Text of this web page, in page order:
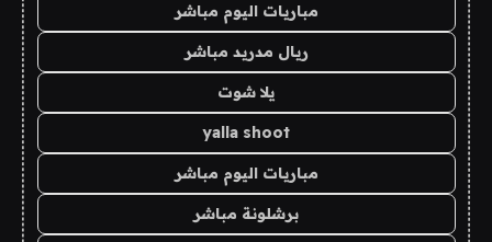
مباريات اليوم مباشر
ريال مدريد مباشر
يلا شوت
yalla shoot
مباريات اليوم مباشر
برشلونة مباشر